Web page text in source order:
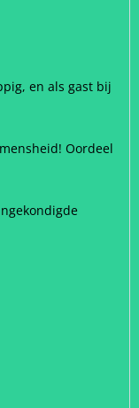
en als gast bij
Oordeel